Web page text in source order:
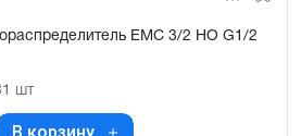
EMC 3/2 НО G1/2
шт